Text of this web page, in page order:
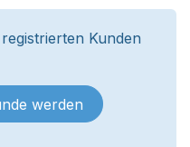
Kunden
werden